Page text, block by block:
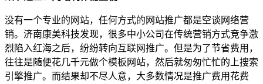
没有一个专业的网站，任何方式的网站推广都是空谈网络营
销。济南康美科技发现，很多中小公司在传统营销方式竞争激
烈陷入红海之后，纷纷转向互联网推广。但是为了节省费用，
往往是随便花几千元做个模板网站，然后就匆匆忙忙的上搜索
引擎推广。而结果却不尽人意，大多数情况是推广费用花费